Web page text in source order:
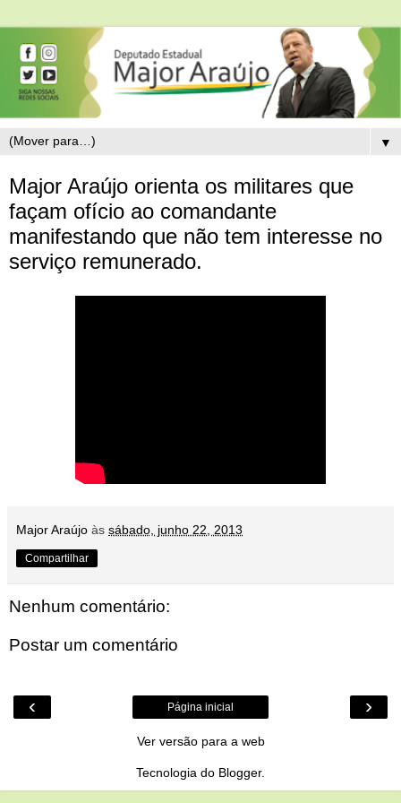
▼
Major Araújo orienta os militares que
façam ofício ao comandante
manifestando que não tem interesse no
serviço remunerado.
Major Araújo às sábado, junho 22, 2013
Compartilhar
Nenhum comentário:
Postar um comentário
‹ ›
Página inicial
Ver versão para a web
Tecnologia do Blogger.